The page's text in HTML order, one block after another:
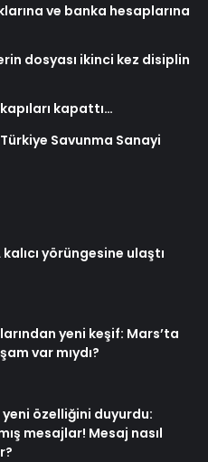
ve banka hesaplarına
dosyası ikinci kez disiplin
kapattı…
Savunma Sanayi
yörüngesine ulaştı
yeni keşif: Mars’ta
var mıydı?
özelliğini duyurdu:
mesajlar! Mesaj nasıl